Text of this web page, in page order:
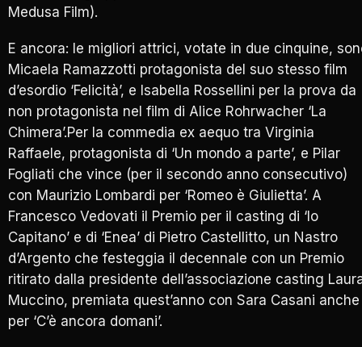
Medusa Film).
E ancora: le migliori attrici, votate in due cinquine,
Micaela Ramazzotti protagonista del suo stesso film
d’esordio ‘Felicità’, e Isabella Rossellini per la prova da
non protagonista nel film di Alice Rohrwacher ‘La
Chimera’.Per la commedia ex aequo tra Virginia
Raffaele, protagonista di ‘Un mondo a parte’, e Pilar
Fogliati che vince (per il secondo anno consecutivo)
con Maurizio Lombardi per ‘Romeo è Giulietta’. A
Francesco Vedovati il Premio per il casting di ‘Io
Capitano’ e di ‘Enea’ di Pietro Castellitto, un Nastro
d’Argento che festeggia il decennale con un Premio
ritirato dalla presidente dell’associazione casting
Muccino, premiata quest’anno con Sara Casani anche
per ‘C’è ancora domani’.